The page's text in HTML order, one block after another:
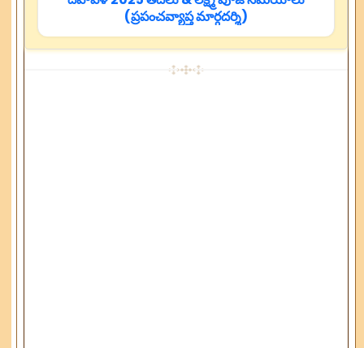
(ప్రపంచవ్యాప్త మార్గదర్శి)